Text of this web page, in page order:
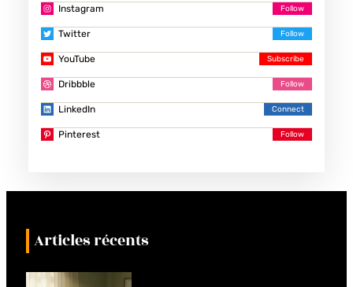
Instagram
Twitter
YouTube
Dribbble
LinkedIn
Pinterest
Articles récents